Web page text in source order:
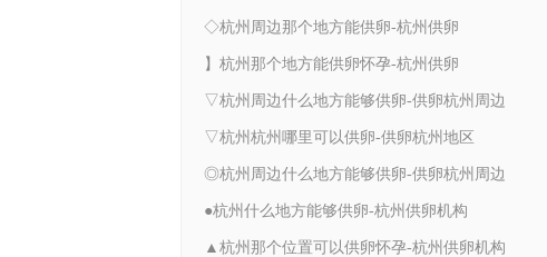
◇杭州周边那个地方能供卵-杭州供卵
】杭州那个地方能供卵怀孕-杭州供卵
▽杭州周边什么地方能够供卵-供卵杭州周边
▽杭州杭州哪里可以供卵-供卵杭州地区
◎杭州周边什么地方能够供卵-供卵杭州周边
●杭州什么地方能够供卵-杭州供卵机构
▲杭州那个位置可以供卵怀孕-杭州供卵机构